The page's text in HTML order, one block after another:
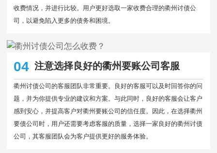
收费情况，并进行比较。用户更好选取一家收费合理的衢州讨债公
司，以避免陷入更多的债务和困境。
04 注意选择良好的衢州要账公司客服
衢州讨债公司的客服团队非常重要。良好的客服可以及时回答你的问
题，并为你提供专业的建议和方案。与此同时，良好的客服会让客户
感到安心，并提高客户对衢州要账公司的信任度。因此，在选择衢州
要债公司时，用户还需要考虑客服的质量，选择一家良好的衢州讨债
公司，其客服团队会为客户提供更好的服务体验。